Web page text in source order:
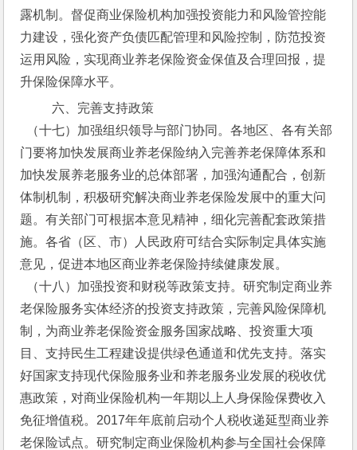
露机制。督促商业保险机构加强投资能力和风险管控能
力建设，强化资产负债匹配管理和风险控制，防范投资
运用风险，实现商业养老保险资金保值及合理回报，提
升保险保障水平。
六、完善支持政策
（十七）加强组织领导与部门协同。各地区、各有关部
门要将加快发展商业养老保险纳入完善养老保障体系和
加快发展养老服务业的总体部署，加强沟通配合，创新
体制机制，积极研究解决商业养老保险发展中的重大问
题。有关部门可根据本意见精神，细化完善配套政策措
施。各省（区、市）人民政府可结合实际制定具体实施
意见，促进本地区商业养老保险持续健康发展。
（十八）加强投资和财税等政策支持。研究制定商业养
老保险服务实体经济的投资支持政策，完善风险保障机
制，为商业养老保险资金服务国家战略、投资重大项
目、支持民生工程建设提供绿色通道和优先支持。落实
好国家支持现代保险服务业和养老服务业发展的税收优
惠政策，对商业保险机构一年期以上人身保险保费收入
免征增值税。2017年年底前启动个人税收递延型商业养
老保险试点。研究制定商业保险机构参与全国社会保障